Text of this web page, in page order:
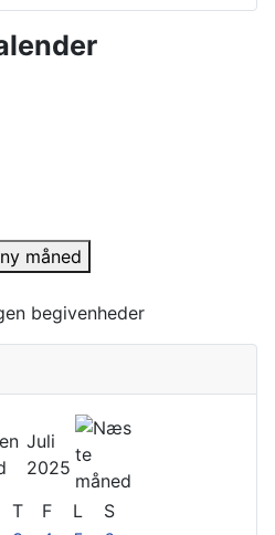
måned
begivenheder
Juli
2025
T F L
S